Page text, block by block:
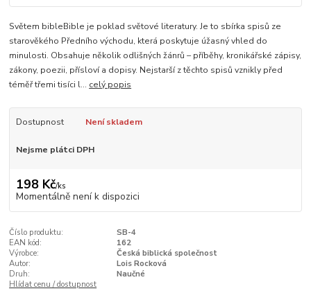
Světem bibleBible je poklad světové literatury. Je to sbírka spisů ze
starověkého Předního východu, která poskytuje úžasný vhled do
minulosti. Obsahuje několik odlišných žánrů – příběhy, kronikářské zápisy,
zákony, poezii, přísloví a dopisy. Nejstarší z těchto spisů vznikly před
téměř třemi tisíci l... celý popis
Dostupnost Není skladem
Nejsme plátci DPH
198 Kč/ks
Momentálně není k dispozici
Číslo produktu:
SB-4
EAN kód:
162
Výrobce:
Česká biblická společnost
Autor:
Lois Rocková
Druh:
Naučné
Hlídat cenu / dostupnost